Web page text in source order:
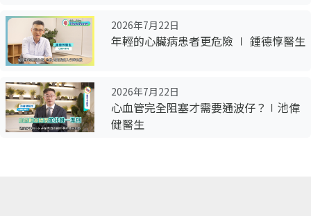
2026年7月22日
年輕的心臟病患者更危險 ∣ 鍾德惇醫生
2026年7月22日
心血管完全阻塞才需要通波仔？∣池偉
健醫生